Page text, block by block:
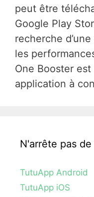
peut être
Google Play
recherche
les
One Booster
application à
N'arrête pas
TutuApp Android
TutuApp iOS